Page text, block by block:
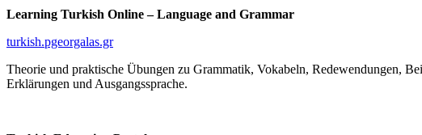
Learning Turkish Online – Language and Grammar
turkish.pgeorgalas.gr
Theorie und praktische Übungen zu Grammatik, Vokabeln, Redewendungen,
Erklärungen und Ausgangssprache.